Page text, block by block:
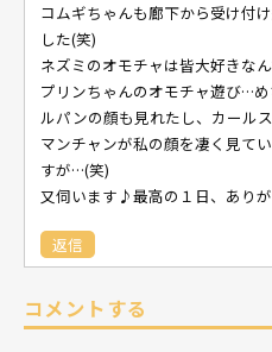
コムギちゃんも廊下から受け付
した(笑)
ネズミのオモチャは皆大好きな
プリンちゃんのオモチャ遊び…
ルパンの顔も見れたし、カール
マンチャンが私の顔を凄く見て
すが…(笑)
又伺います♪最高の１日、あり
返信
コメントする